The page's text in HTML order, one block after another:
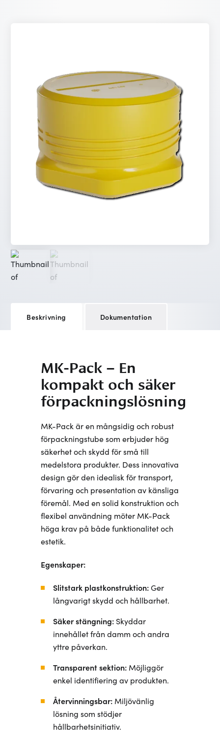
Beskrivning Dokumentation
MK-Pack – En
kompakt och säker
förpackningslösning
MK-Pack är en mångsidig och robust
förpackningstube som erbjuder hög
säkerhet och skydd för små till
medelstora produkter. Dess innovativa
design gör den idealisk för transport,
förvaring och presentation av känsliga
föremål. Med en solid konstruktion och
flexibel användning möter MK-Pack
höga krav på både funktionalitet och
estetik.
Egenskaper:
Slitstark plastkonstruktion:Ger
långvarigt skydd och hållbarhet.
Säker stängning:Skyddar
innehållet från damm och andra
yttre påverkan.
Transparent sektion:Möjliggör
enkel identifiering av produkten.
Återvinningsbar:Miljövänlig
lösning som stödjer
hållbarhetsinitiativ.